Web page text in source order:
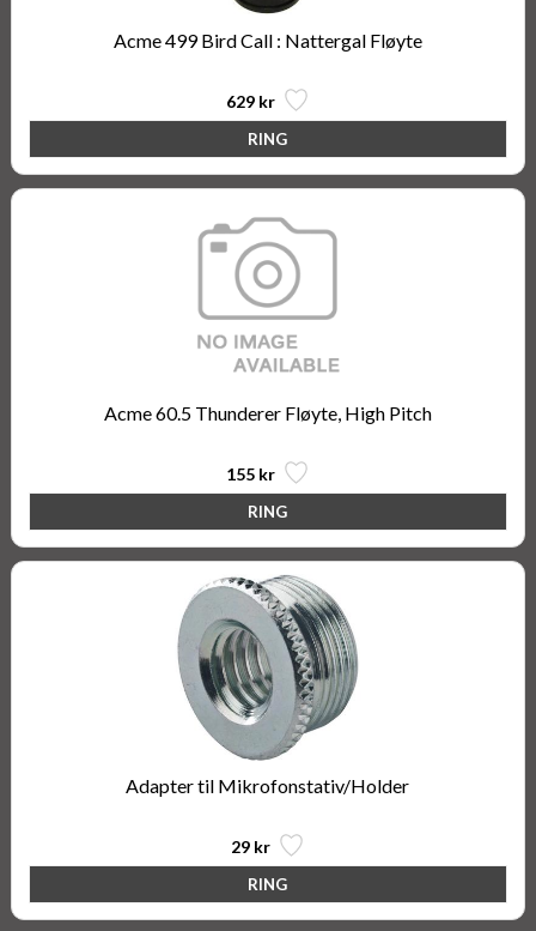
Acme 499 Bird Call : Nattergal Fløyte
629 kr
Acme 60.5 Thunderer Fløyte, High Pitch
155 kr
Adapter til Mikrofonstativ/Holder
29 kr